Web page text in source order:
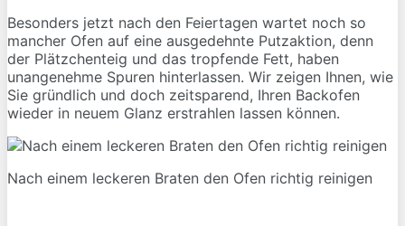
Besonders jetzt nach den Feiertagen wartet noch so
mancher Ofen auf eine ausgedehnte Putzaktion, denn
der Plätzchenteig und das tropfende Fett, haben
unangenehme Spuren hinterlassen. Wir zeigen Ihnen, wie
Sie gründlich und doch zeitsparend, Ihren Backofen
wieder in neuem Glanz erstrahlen lassen können.
Nach einem leckeren Braten den Ofen richtig reinigen